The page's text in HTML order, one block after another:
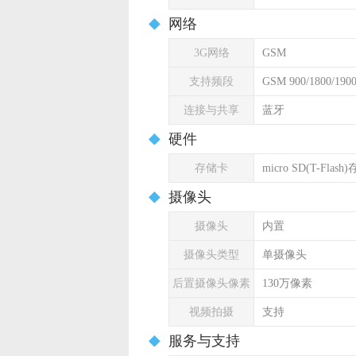
网络
3G网络 GSM
支持频段 GSM 900/1800/
连接与共享 蓝牙
硬件
存储卡 micro SD(T-Flash)
摄像头
摄像头 内置
摄像头类型 单摄像头
后置摄像头像素 130万像素
视频拍摄 支持
服务与支持